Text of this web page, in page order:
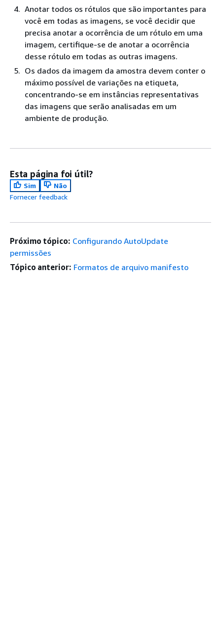
Anotar todos os rótulos que são importantes para
você em todas as imagens, se você decidir que
precisa anotar a ocorrência de um rótulo em uma
imagem, certifique-se de anotar a ocorrência
desse rótulo em todas as outras imagens.
Os dados da imagem da amostra devem conter o
máximo possível de variações na etiqueta,
concentrando-se em instâncias representativas
das imagens que serão analisadas em um
ambiente de produção.
Esta página foi útil?
Sim
Não
Fornecer feedback
Próximo tópico: Configurando AutoUpdate
permissões
Tópico anterior: Formatos de arquivo manifesto